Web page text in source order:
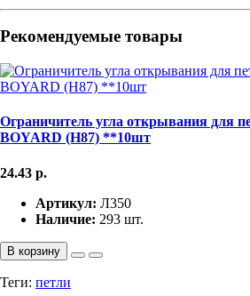
Рекомендуемые товары
Ограничитель угла открывания для
BOYARD (H87) **10шт
24.43 р.
Артикул: Л350
Наличие: 293 шт.
В корзину
Теги: петли